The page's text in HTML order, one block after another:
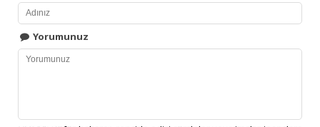
Yorumunuz